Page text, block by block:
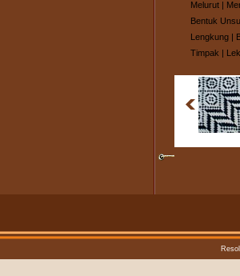
Melurut |
Bentuk
Lengkung |
Timpak |